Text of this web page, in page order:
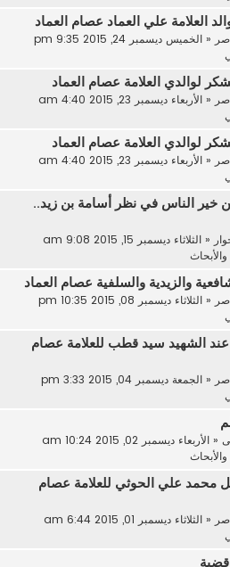
العلامة علي العماد عصام العماد
« الخميس ديسمبر 24, 2015 9:35 pm
لوالدي العلامة عصام العماد
« الأربعاء ديسمبر 23, 2015 4:40 am
لوالدي العلامة عصام العماد
« الأربعاء ديسمبر 23, 2015 4:40 am
الناس في نظر أسامة بن زيد..
« الثلاثاء ديسمبر 15, 2015 9:08 am
والزيدية والسلفية عصام العماد
« الثلاثاء ديسمبر 08, 2015 10:35 pm
الشهيد سيد قطب للعلامة عصام
« الجمعة ديسمبر 04, 2015 3:33 pm
« الأربعاء ديسمبر 02, 2015 10:24 am
محمد علي الحوثي للعلامة عصام
« الثلاثاء ديسمبر 01, 2015 6:44 am